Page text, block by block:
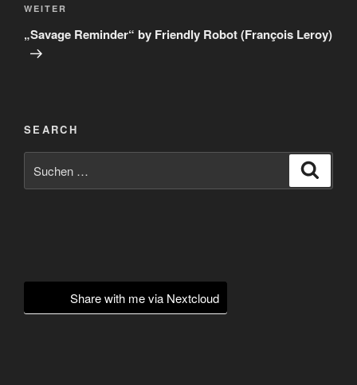
Nächster
Beitrag
WEITER
„Savage Reminder“ by Friendly Robot (François Leroy)
SEARCH
nach:
Share with me via Nextcloud